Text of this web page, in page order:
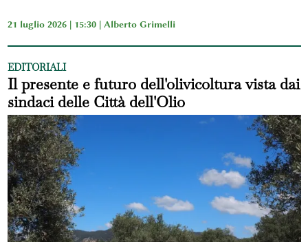
21 luglio 2026 | 15:30 | Alberto Grimelli
EDITORIALI
Il presente e futuro dell'olivicoltura vista dai
sindaci delle Città dell'Olio